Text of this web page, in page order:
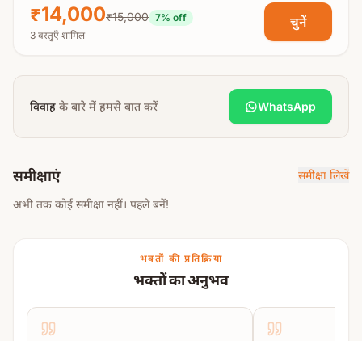
विवाह प्रक्रिया:
गणपति–गौरी वंदन
विवाह विधि एवं पूजन
अग्नि फेरे
सप्तपदी विधान
ध्रुव तारा दर्शन
₹14,000₹15,000 7% off
3 वस्तुएँ शामिल
चुनें
विवाह के बारे में हमसे बात करें WhatsApp
समीक्षाएं समीक्षा लिखें
अभी तक कोई समीक्षा नहीं। पहले बनें!
भक्तों की प्रतिक्रिया
भक्तों का अनुभव